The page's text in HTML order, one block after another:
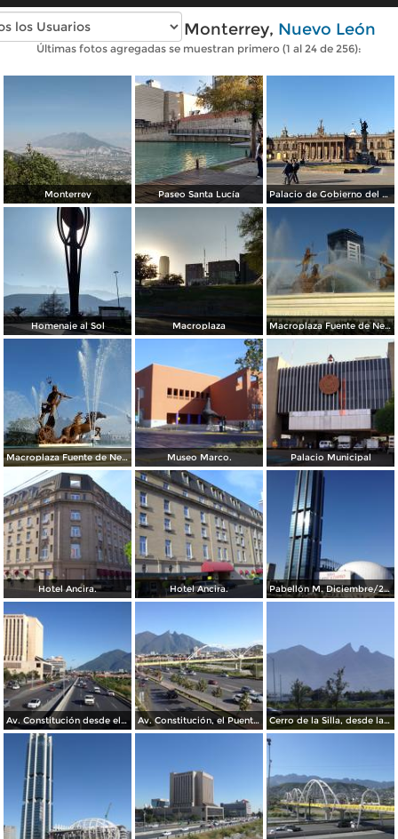
Fotos modernas de Monterrey, Nuevo León
Últimas fotos agregadas se muestran primero (1 al 24 de 256):
Monterrey Paseo Santa Lucía Palacio de Gobierno del Estado
Homenaje al Sol Macroplaza Macroplaza Fuente de Neptuno
Macroplaza Fuente de Neptuno Museo Marco. Palacio Municipal
Hotel Ancira. Hotel Ancira. Pabellón M. Diciembre/2016
Av. Constitución desde el Pabellon M. Diciembre/2016 Av. Constitución, el Puente del Papa y el cerro de La Silla. Diciembre/2016 Cerro de la Silla, desde la Clínica IMSS 23 Ginecología